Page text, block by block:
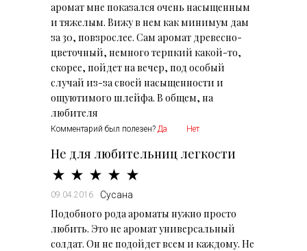
аромат мне показался очень насыщенным
и тяжелым. Вижу в нем как минимум дам
за 30, повзрослее. Сам аромат древесно-
цветочный, немного терпкий какой-то,
скорее, пойдет на вечер, под особый
случай из-за своей насыщенности и
ощуютимого шлейфа. В общем, на
любителя
Комментарий был полезен? Да Нет
Не для любительниц легкости
09.04.2016 Сусана
Подобного рода ароматы нужно просто
любить. Это не аромат универсальный
солдат. Он не подойдет всем и каждому. Не